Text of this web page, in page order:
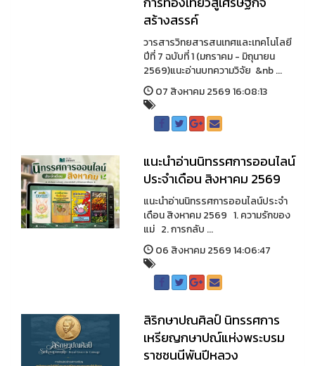
สร้างสรรค์
วารสารวิทยสารสนเทศและเทคโนโลยี
ปีที่ 7 ฉบับที่ 1 (มกราคม - มิถุนายน
2569)แนะอ่านบทความวิจัย &nb ...
07 สิงหาคม 2569 16:08:13
แนะนำอ่านนิทรรศการออนไลน์
ประจำเดือน สิงหาคม 2569
แนะนำอ่านนิทรรศการออนไลน์ประจำ
เดือน สิงหาคม 2569 1. ความรักของ
แม่ 2. การกลับ ...
06 สิงหาคม 2569 14:06:47
สิริกษาปณศิลป์ นิทรรศการ
เหรียญกษาปณ์แห่งพระบรม
ราชชนนีพันปีหลวง